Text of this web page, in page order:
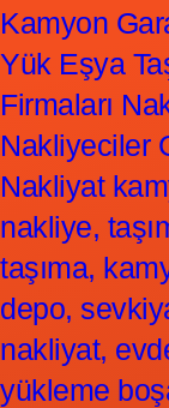
Kamyon
Yük Eşya
Firmaları
Nakliyeciler
Nakliyat
nakliye,
taşıma,
depo,
nakliyat,
yükleme